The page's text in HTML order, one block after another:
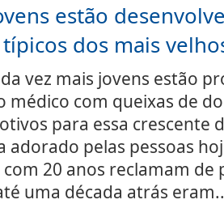
estão
dos mais
vez mais jovens estão
médico com queixas de
para essa crescente
adorado pelas pessoas
com 20 anos reclamam de
uma década atrás